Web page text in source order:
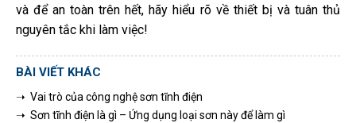
và để an toàn trên hết, hãy hiểu rõ về thiết bị và tuân thủ
nguyên tắc khi làm việc!
BÀI VIẾT KHÁC
➝ Vai trò của công nghệ sơn tĩnh điện
➝ Sơn tĩnh điện là gì – Ứng dụng loại sơn này để làm gì